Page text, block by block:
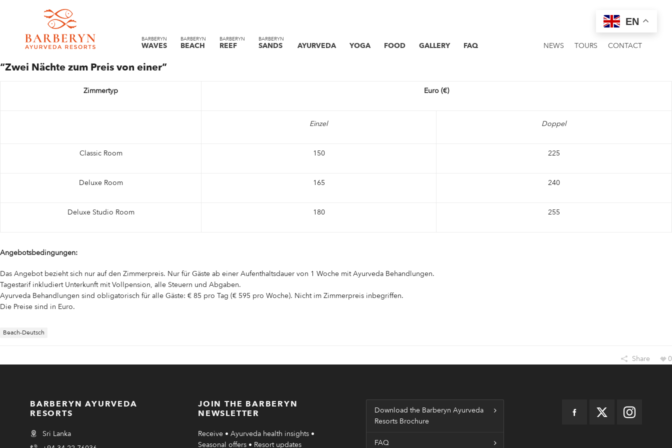
BARBERYN
WAVES
BARBERYN
BEACH
BARBERYN
REEF
BARBERYN
SANDS AYURVEDA YOGA FOOD CONTACT
TOURS
NEWS
GALLERY FAQ
Sommer Tarife
24. April 2022 bis 30. November 2022
“Zwei Nächte zum Preis von einer”
Zimmertyp Euro (€)
Einzel Doppel
Classic Room 150 225
Deluxe Room 165 240
Deluxe Studio Room 180 255
Angebotsbedingungen:
Das Angebot bezieht sich nur auf den Zimmerpreis. Nur für Gäste ab einer Aufenthaltsdauer von 1 Woche mit Ayurveda Behandlungen.
Tagestarif inkludiert Unterkunft mit Vollpension, alle Steuern und Abgaben.
Ayurveda Behandlungen sind obligatorisch für alle Gäste: € 85 pro Tag (€ 595 pro Woche). Nicht im Zimmerpreis inbegriffen.
Die Preise sind in Euro.
Beach-Deutsch
Share 0
BARBERYN AYURVEDA
RESORTS
Sri Lanka
JOIN THE BARBERYN
NEWSLETTER
Receive • Ayurveda health insights •
Seasonal offers • Resort updates
Download the Barberyn Ayurveda
Resorts Brochure
FAQ
EN